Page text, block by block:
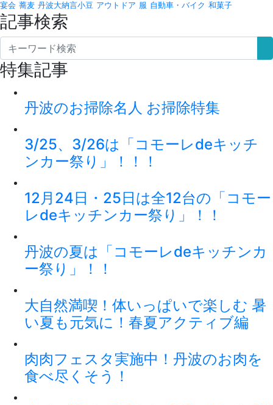
宴会 蕎麦 丹波大納言小豆 アウトドア 服 自動車・バイク 和菓子
記事検索
特集記事
丹波のお掃除名人 お掃除特集
3/25、3/26は「コモーレdeキッチ
ンカー祭り」！！！
12月24日・25日は全12台の「コモー
レdeキッチンカー祭り」！！
丹波の夏は「コモーレdeキッチンカ
ー祭り」！！
大自然満喫！体いっぱいで楽しむ 暑
い夏も元気に！春夏アクティブ編
肉肉フェスタ実施中！丹波のお肉を
食べ尽くそう！